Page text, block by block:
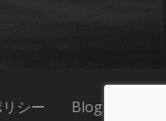
シー Blog